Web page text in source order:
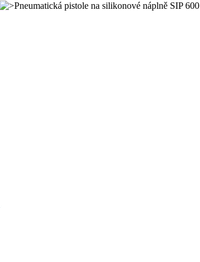
Pneumatická pistole na silikonové náplně SIP 600